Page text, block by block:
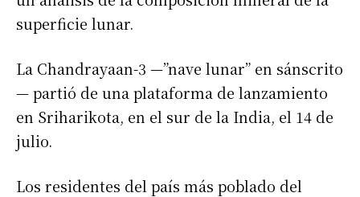
superficie lunar.
La Chandrayaan-3 —”nave lunar” en sánscrito
— partió de una plataforma de lanzamiento
en Sriharikota, en el sur de la India, el 14 de
julio.
Los residentes del país más poblado del